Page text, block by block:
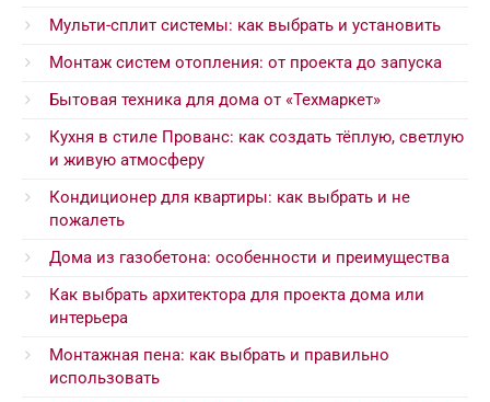
Мульти-сплит системы: как выбрать и установить
Монтаж систем отопления: от проекта до запуска
Бытовая техника для дома от «Техмаркет»
Кухня в стиле Прованс: как создать тёплую, светлую
и живую атмосферу
Кондиционер для квартиры: как выбрать и не
пожалеть
Дома из газобетона: особенности и преимущества
Как выбрать архитектора для проекта дома или
интерьера
Монтажная пена: как выбрать и правильно
использовать